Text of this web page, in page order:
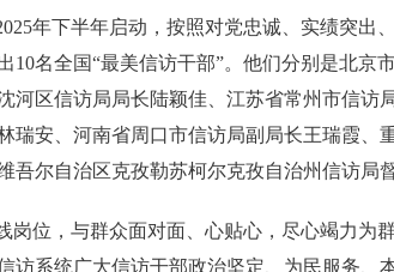
年下半年启动，按照对党忠诚、实绩突出
10名全国“最美信访干部”。他们分别是北京
河区信访局局长陆颖佳、江苏省常州市信访
瑞安、河南省周口市信访局副局长王瑞霞、
尔自治区克孜勒苏柯尔克孜自治州信访局
位，与群众面对面、心贴心，尽心竭力为
系统广大信访干部政治坚定、为民服务、